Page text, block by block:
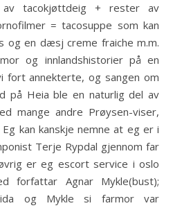
tacokjøttdeig + rester av
= tacosuppe som kan
og en dæsj creme fraiche m.m.
og innlandshistorier på en
annekterte, og sangen om
på Heia ble en naturlig del av
mange andre Prøysen-viser,
kan kanskje nemne at eg er i
Terje Rypdal gjennom far
er eg escort service i oslo
forfattar Agnar Mykle(bust);
og Mykle si farmor var